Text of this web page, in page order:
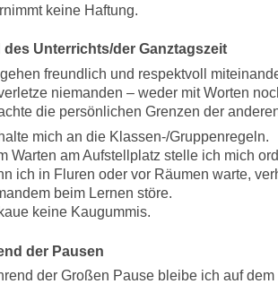
keine Haftung.
des Unterrichts/der Ganztagszeit
freundlich und respektvoll
niemanden – weder mit Worten
die persönlichen Grenzen der
mich an die Klassen-/Gruppenregeln.
Warten am Aufstellplatz stelle ich mich
ich in Fluren oder vor Räumen warte,
beim Lernen störe.
keine Kaugummis.
der Pausen
der Großen Pause bleibe ich auf dem